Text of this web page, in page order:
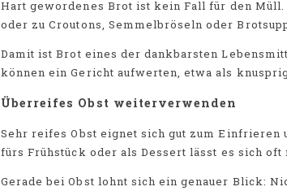
Hart gewordenes Brot ist kein Fall für den
oder zu Croutons, Semmelbröseln oder
Damit ist Brot eines der dankbarsten
können ein Gericht aufwerten, etwa als
Überreifes Obst weiterverwenden
Sehr reifes Obst eignet sich gut zum Einfrieren
fürs Frühstück oder als Dessert lässt es sich oft
Gerade bei Obst lohnt sich ein genauer Blick: